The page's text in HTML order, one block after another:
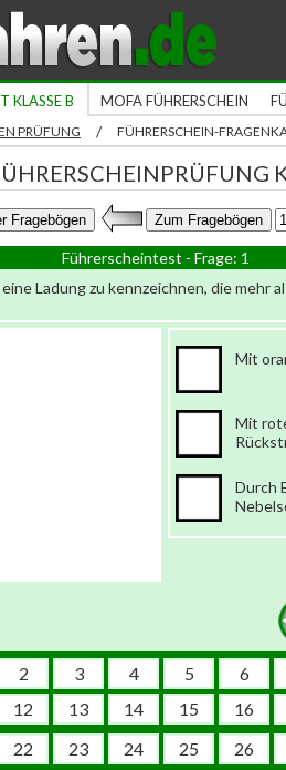
KLASSE B MOFA FÜHRERSCHEIN
PRÜFUNG / FÜHRERSCHEIN-
Führerscheintest - Frage: 1
Ladung zu kennzeichnen, die mehr
Mit
Mit
Durch
2 3 4 5
6
12 13 14 15
16
22 23 24 25 26